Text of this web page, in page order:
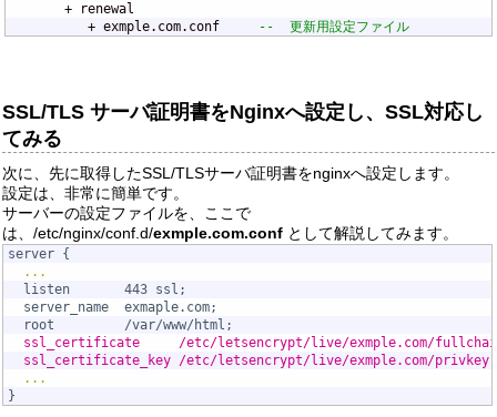
       + renewal
          + exmple.com.conf
--  更新用設定ファイル
SSL/TLS サーバ証明書をNginxへ設定し、SSL対応し
てみる
次に、先に取得したSSL/TLSサーバ証明書をnginxへ設定します。
設定は、非常に簡単です。
サーバーの設定ファイルを、ここで
は、/etc/nginx/conf.d/exmple.com.conf として解説してみます。
server {
...
  listen       443 ssl;
  server_name  exmaple.com;
  root         /var/www/html;
ssl_certificate     /etc/letsencrypt/live/exmple.com/
ssl_certificate_key /etc/letsencrypt/live/exmple.com/
...